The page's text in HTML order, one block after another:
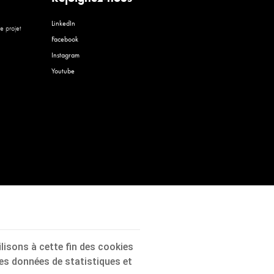
projet
LinkedIn
Facebook
Instagram
Youtube
à cette fin des cookies
données de statistiques et